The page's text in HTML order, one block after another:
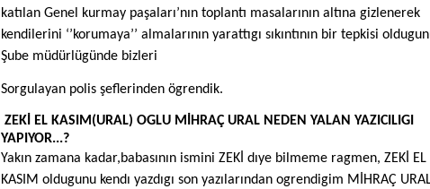
katılan Genel kurmay paşaları’nın toplantı masalarının altına gizlenerek
kendilerini ‘’korumaya’’ almalarının yarattıgı sıkıntının bir tepkisi
Şube müdürlügünde bizleri
Sorgulayan polis şeflerinden ögrendik.
ZEKİ EL KASIM(URAL) OGLU MİHRAÇ URAL NEDEN YALAN YAZICILIGI
YAPIYOR...?
Yakın zamana kadar,babasının ismini ZEKİ dıye bilmeme ragmen, ZEKİ EL
KASIM oldugunu kendı yazdıgı son yazılarından ogrendigim MİHRAÇ